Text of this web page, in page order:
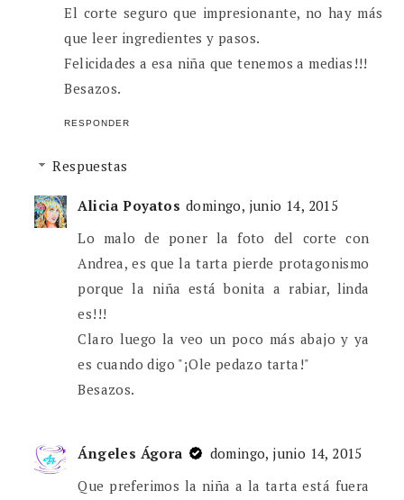
El corte seguro que impresionante, no hay más
que leer ingredientes y pasos.
Felicidades a esa niña que tenemos a medias!!!
Besazos.
RESPONDER
Respuestas
Alicia Poyatos domingo, junio 14, 2015
Lo malo de poner la foto del corte con
Andrea, es que la tarta pierde protagonismo
porque la niña está bonita a rabiar, linda
es!!!
Claro luego la veo un poco más abajo y ya
es cuando digo "¡Ole pedazo tarta!"
Besazos.
Ángeles Ágora
domingo, junio 14, 2015
Que preferimos la niña a la tarta está fuera